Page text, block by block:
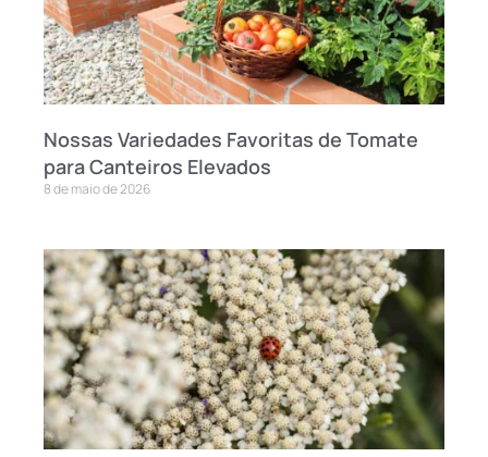
Nossas Variedades Favoritas de Tomate
para Canteiros Elevados
8 de maio de 2026